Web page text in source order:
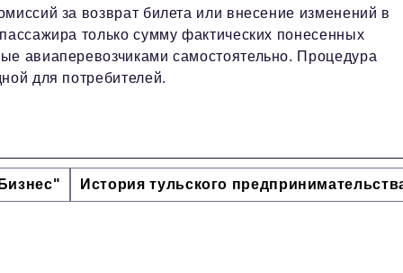
за возврат билета или внесение изменений в
только сумму фактических понесенных
авиаперевозчиками самостоятельно. Процедура
для потребителей.
История тульского